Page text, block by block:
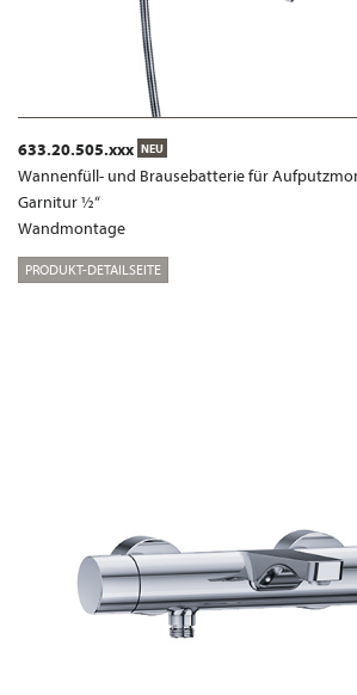
633.20.505.xxx NEU
Wannenfüll- und Brausebatterie für
Garnitur ½“
Wandmontage
PRODUKT-DETAILSEITE